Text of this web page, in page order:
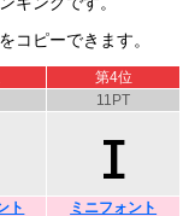
コピーできます。
ト
第4位
11PT
ɪ
ミニフォント